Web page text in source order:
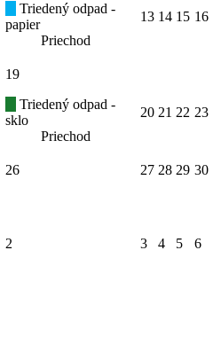
Triedený odpad -
papier
Priechod
13 14 15 16
19
Triedený odpad -
sklo
Priechod
20 21 22 23
26 27 28 29 30
2 3 4 5 6